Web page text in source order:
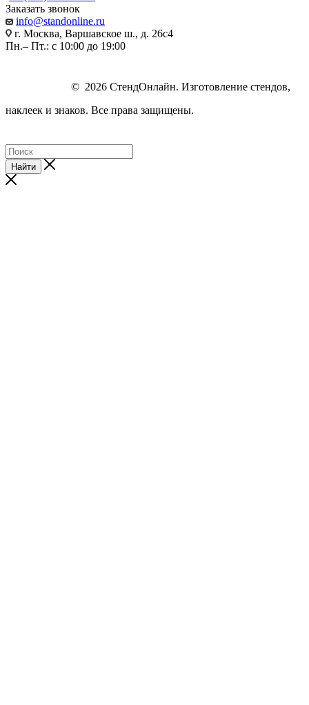
Заказать звонок
info@standonline.ru
г. Москва, Варшавское ш., д. 26с4
Пн.– Пт.: с 10:00 до 19:00
© 2026 СтендОнлайн. Изготовление стендов,
наклеек и знаков. Все права защищены.
Найти